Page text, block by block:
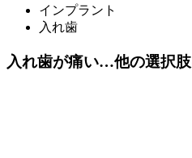
インプラント
入れ歯
入れ歯が痛い…他の選択